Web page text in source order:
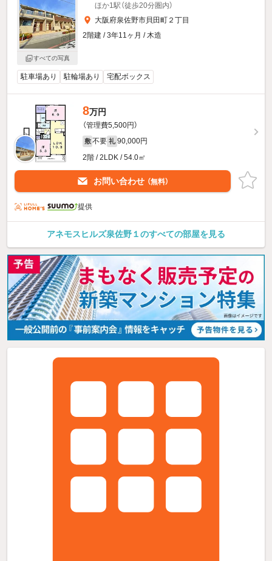
すべての写真
ほか1駅（徒歩20分圏内）
大阪府泉佐野市貝田町２丁目
2階建 / 3年11ヶ月 / 木造
駐車場あり 駐輪場あり 宅配ボックス
8万円
（管理費5,500円）
敷 不要 礼 90,000円
2階 / 2LDK / 54.0㎡
お問い合わせ （無料）
提供
アネモスヒルズ泉佐野１のすべての部屋を見る